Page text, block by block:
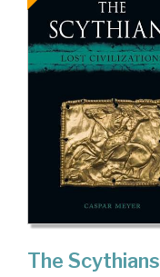
The Scythians